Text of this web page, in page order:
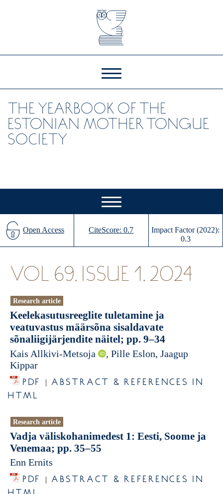
THE YEARBOOK OF THE
ESTONIAN MOTHER TONGUE
SOCIETY
Open Access CiteScore: 0.7
Impact Factor (2022):
0.3
VOL 69, ISSUE 1, 2024
Research article
Keelekasutusreeglite tuletamine ja
veatuvastus määrsõna sisaldavate
sõnaliigijärjendite näitel; pp. 9–34
Kais Allkivi-Metsoja
, Pille Eslon, Jaagup
Kippar
PDF |
ABSTRACT & REFERENCES IN
HTML
Research article
Vadja väliskohanimedest 1: Eesti, Soome ja
Venemaa; pp. 35–55
Enn Ernits
PDF |
ABSTRACT & REFERENCES IN
HTML